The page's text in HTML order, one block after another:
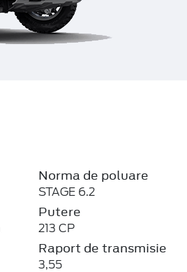
Norma de poluare
STAGE 6.2
Putere
213 CP
Raport de transmisie
3,55